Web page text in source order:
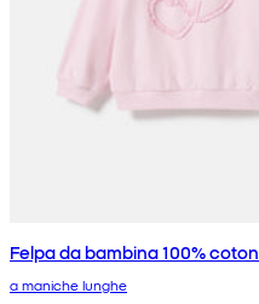
Felpa da bambina 100%
a maniche lunghe